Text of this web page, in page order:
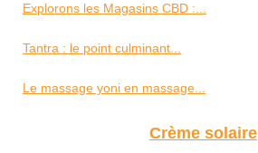
Explorons les Magasins CBD :...
Tantra : le point culminant...
Le massage yoni en massage...
Crème solaire